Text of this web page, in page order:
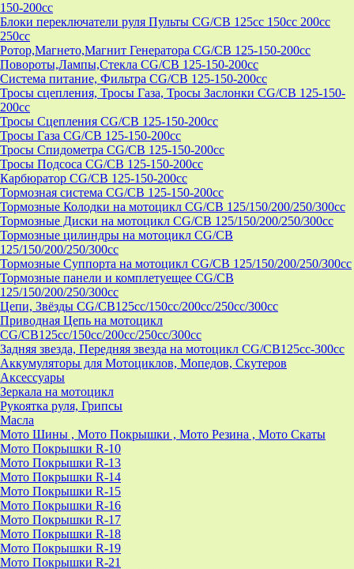
150-200cc
Блоки переключатели руля Пульты CG/CB 125cc 150cc 200cc
250cc
Ротор,Магнето,Магнит Генератора CG/CB 125-150-200cc
Повороты,Лампы,Стекла CG/CB 125-150-200cc
Система питание, Фильтра CG/CB 125-150-200cc
Тросы сцепления, Тросы Газа, Тросы Заслонки CG/CB 125-150-
200cc
Тросы Сцепления CG/CB 125-150-200cc
Тросы Газа CG/CB 125-150-200cc
Тросы Спидометра CG/CB 125-150-200cc
Тросы Подсоса CG/CB 125-150-200cc
Карбюратор CG/CB 125-150-200cc
Тормозная система CG/CB 125-150-200cc
Тормозные Колодки на мотоцикл CG/CB 125/150/200/250/300cc
Тормозные Диски на мотоцикл CG/CB 125/150/200/250/300cc
Тормозные цилиндры на мотоцикл CG/CB
125/150/200/250/300cc
Тормозные Суппорта на мотоцикл CG/CB 125/150/200/250/300cc
Тормозные панели и комплетуещее CG/CB
125/150/200/250/300cc
Цепи, Звёзды CG/CB125cc/150cc/200cc/250cc/300cc
Приводная Цепь на мотоцикл
CG/CB125cc/150cc/200cc/250cc/300cc
Задняя звезда, Передняя звезда на мотоцикл CG/CB125cc-300сс
Аккумуляторы для Мотоциклов, Мопедов, Скутеров
Аксессуары
Зеркала на мотоцикл
Рукоятка руля, Грипсы
Масла
Мото Шины , Мото Покрышки , Мото Резина , Мото Скаты
Мото Покрышки R-10
Мото Покрышки R-13
Мото Покрышки R-14
Мото Покрышки R-15
Мото Покрышки R-16
Мото Покрышки R-17
Мото Покрышки R-18
Мото Покрышки R-19
Мото Покрышки R-21